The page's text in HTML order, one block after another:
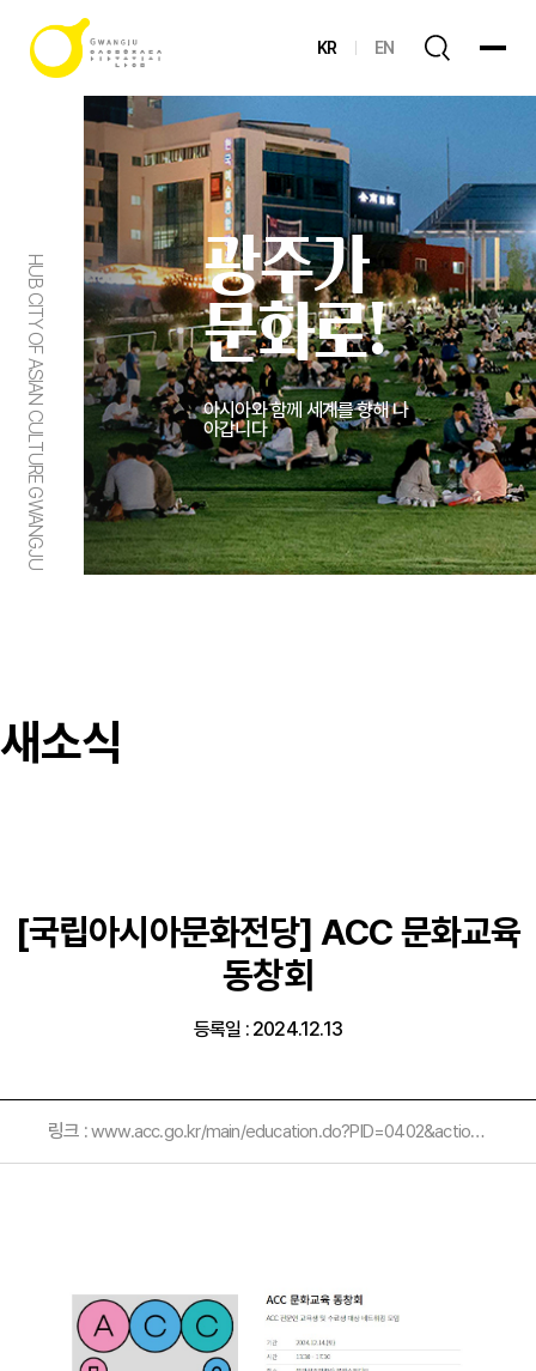
KR EN
HUB CITY OF ASIAN CULTURE GWANGJU
광주가
문화로!
아시아와 함께 세계를 향해 나
아갑니다
새소식
[국립아시아문화전당] ACC 문화교육
동창회
등록일 : 2024.12.13
링크 :www.acc.go.kr/main/education.do?PID=0402&action=Read&bnkey=EM_0000008055